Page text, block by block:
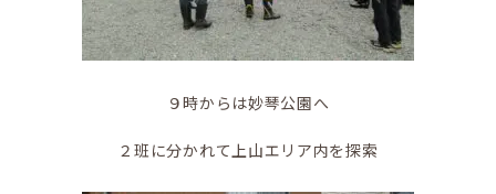
９時からは妙琴公園へ
２班に分かれて上山エリア内を探索